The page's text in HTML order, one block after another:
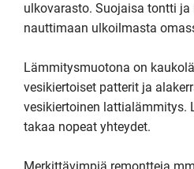
ulkovarasto. Suojaisa tontti
nauttimaan ulkoilmasta
Lämmitysmuotona on
vesikiertoiset patterit ja
vesikiertoinen lattialämmitys.
takaa nopeat yhteydet.